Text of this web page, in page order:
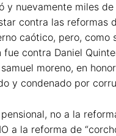
y nuevamente miles
contra las reformas
caótico, pero, como
fue contra Daniel
moreno, en
y condenado por
no a la
a la reforma de